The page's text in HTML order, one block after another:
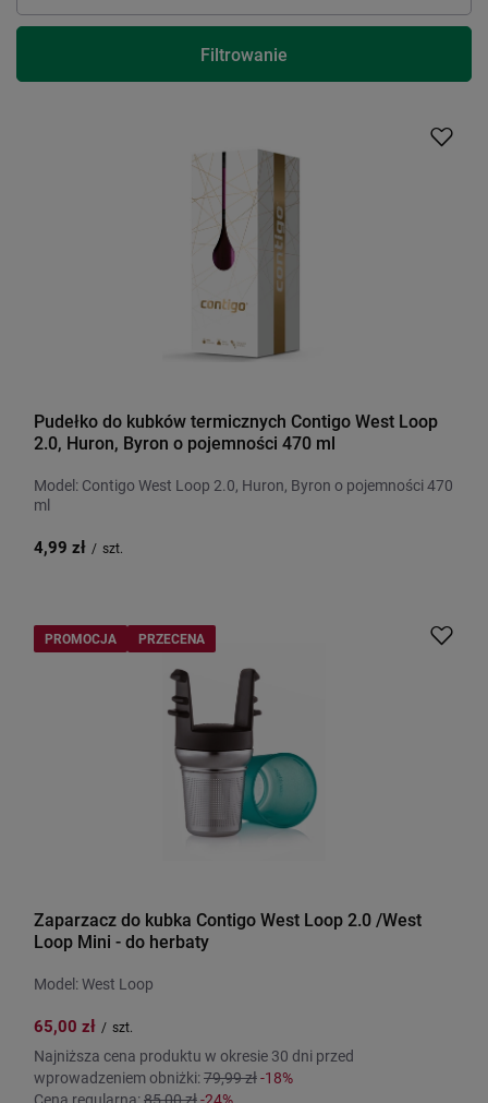
Filtrowanie
Pudełko do kubków termicznych Contigo West Loop
2.0, Huron, Byron o pojemności 470 ml
Model: Contigo West Loop 2.0, Huron, Byron o pojemności 470
ml
4,99 zł / szt.
PROMOCJA PRZECENA
Zaparzacz do kubka Contigo West Loop 2.0 /West
Loop Mini - do herbaty
Model: West Loop
65,00 zł / szt.
Najniższa cena produktu w okresie 30 dni przed
wprowadzeniem obniżki:79,99 zł-18%